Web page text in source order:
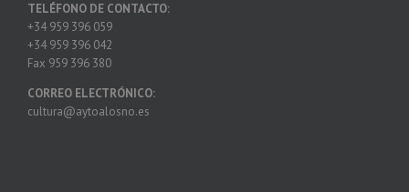
TELÉFONO DE CONTACTO:
+34 959 396 059
+34 959 396 042
Fax 959 396 380
CORREO ELECTRÓNICO:
cultura@aytoalosno.es